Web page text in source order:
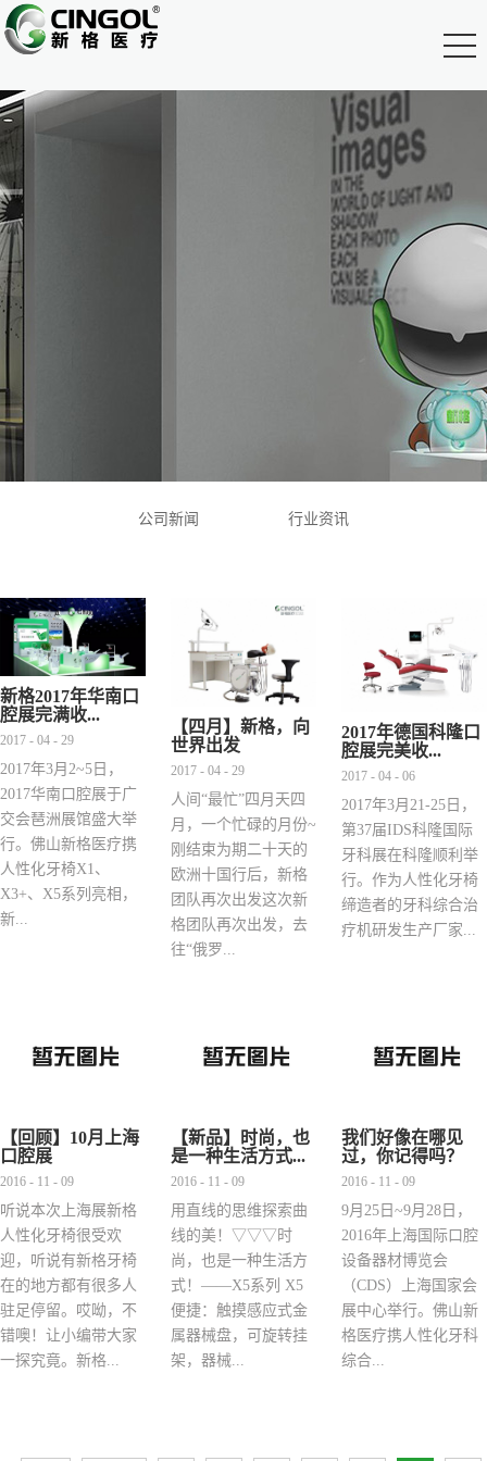
公司新闻 行业资讯
新格2017年华南口
腔展完满收...
2017 - 04 - 29
2017年3月2~5日，
2017华南口腔展于广
交会琶洲展馆盛大举
行。佛山新格医疗携
人性化牙椅X1、
X3+、X5系列亮相，
新...
【四月】新格，向
世界出发
2017 - 04 - 29
人间“最忙”四月天四
月，一个忙碌的月份~
刚结束为期二十天的
欧洲十国行后，新格
团队再次出发这次新
格团队再次出发，去
往“俄罗...
2017年德国科隆口
腔展完美收...
2017 - 04 - 06
2017年3月21-25日，
第37届IDS科隆国际
牙科展在科隆顺利举
行。作为人性化牙椅
缔造者的牙科综合治
疗机研发生产厂家...
【回顾】10月上海
口腔展
2016 - 11 - 09
听说本次上海展新格
人性化牙椅很受欢
迎，听说有新格牙椅
在的地方都有很多人
驻足停留。哎呦，不
错噢！让小编带大家
一探究竟。新格...
【新品】时尚，也
是一种生活方式...
2016 - 11 - 09
用直线的思维探索曲
线的美！▽▽▽时
尚，也是一种生活方
式！——X5系列 X5
便捷：触摸感应式金
属器械盘，可旋转挂
架，器械...
我们好像在哪见
过，你记得吗？
2016 - 11 - 09
9月25日~9月28日，
2016年上海国际口腔
设备器材博览会
（CDS）上海国家会
展中心举行。佛山新
格医疗携人性化牙科
综合...